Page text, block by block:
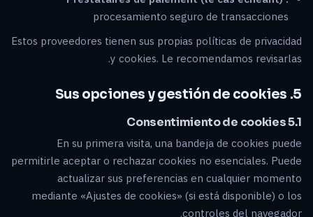
procesamiento seguro de transacciones
Estos proveedores tienen sus propias políticas de privacidad
y cookies. Le recomendamos revisarlas.
5. Sus opciones y gestión de cookies
5.1 Consentimiento de cookies
En su primera visita, una bandeja de cookies puede
permitirle aceptar o rechazar cookies no esenciales. Puede
actualizar sus preferencias en cualquier momento
mediante «Ajustes de cookies» (si está disponible) o los
controles del navegador.